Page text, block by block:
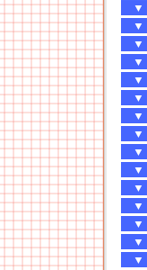
▼
▼
▼
▼
▼
▼
▼
▼
▼
▼
▼
▼
▼
▼
▼